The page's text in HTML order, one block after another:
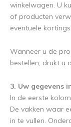
winkelwagen. U
of producten
eventuele
Wanneer u de
bestellen, drukt u
3. Uw gegevens
In de eerste
De vakken waar
in te vullen.